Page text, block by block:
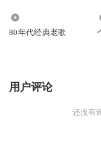
80年代经典老歌
用户评论
还没有